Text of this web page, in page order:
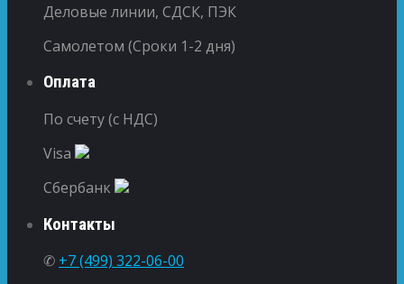
Деловые линии, СДСК, ПЭК
Самолетом (Сроки 1-2 дня)
Оплата
По счету (с НДС)
Visa
Сбербанк
Контакты
✆ +7 (499) 322-06-00